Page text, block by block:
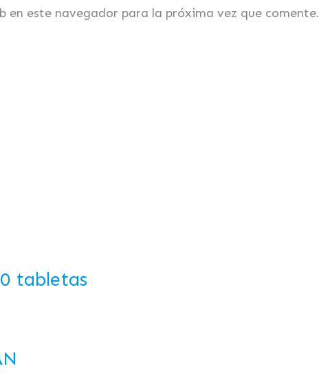
en este navegador para la próxima vez que comente.
tabletas